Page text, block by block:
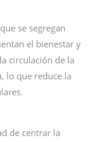
se segregan
el bienestar y
circulación de la
lo que reduce la
de centrar la